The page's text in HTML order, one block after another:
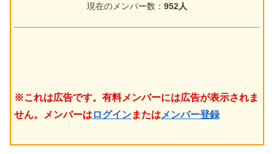
現在のメンバー数： 952人
※これは広告です。有料メンバーには広告が表示されま
せん。メンバーは ログインまたは メンバー登録